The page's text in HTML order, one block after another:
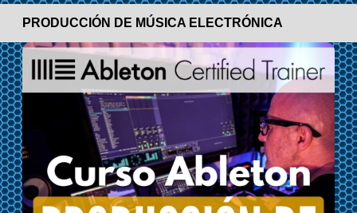
PRODUCCIÓN DE MÚSICA ELECTRÓNICA